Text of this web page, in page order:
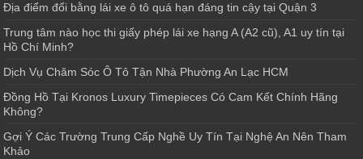
Địa điểm đổi bằng lái xe ô tô quá hạn đáng tin cậy tại Quận 3
Trung tâm nào học thi giấy phép lái xe hạng A (A2 cũ), A1 uy tín tại
Hồ Chí Minh?
Dịch Vụ Chăm Sóc Ô Tô Tận Nhà Phường An Lạc HCM
Đồng Hồ Tại Kronos Luxury Timepieces Có Cam Kết Chính Hãng
Không?
Gợi Ý Các Trường Trung Cấp Nghề Uy Tín Tại Nghệ An Nên Tham
Khảo